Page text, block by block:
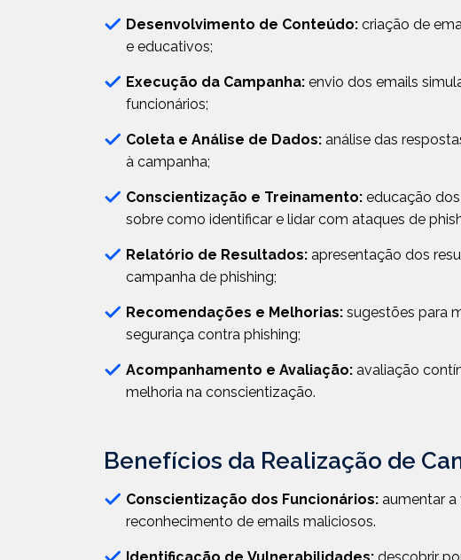
Desenvolvimento de Conteúdo: criação de
e educativos;
Execução da Campanha: envio dos emails
funcionários;
Coleta e Análise de Dados: análise das
à campanha;
Conscientização e Treinamento: educação
sobre como identificar e lidar com ataques de
Relatório de Resultados: apresentação dos
campanha de phishing;
Recomendações e Melhorias: sugestões para
segurança contra phishing;
Acompanhamento e Avaliação: avaliação
melhoria na conscientização.
Benefícios da Realização de
Conscientização dos Funcionários: aumentar a
reconhecimento de emails maliciosos.